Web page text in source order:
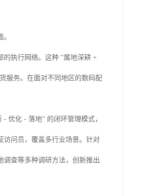
的执行网络。这种 “属地深耕 +
服务。在面对不同地区的数码配
优化 - 落地” 的闭环管理模式，
访问员，覆盖多行业场景。针对
调查等多种调研方法，创新推出